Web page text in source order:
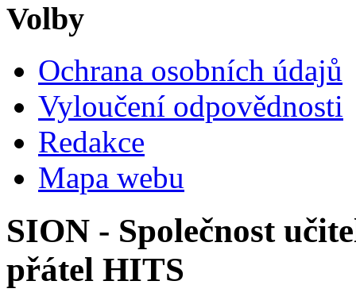
Volby
Ochrana osobních údajů
Vyloučení odpovědnosti
Redakce
Mapa webu
SION - Společnost
přátel HITS